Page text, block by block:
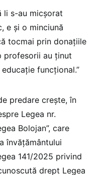
li s-au micșorat
e și o minciună
tocmai prin donațiile
profesorii au ținut
funcțional.”
predare crește, în
Legea nr.
Bolojan”, care
învățământului
141/2025 privind
drept Legea